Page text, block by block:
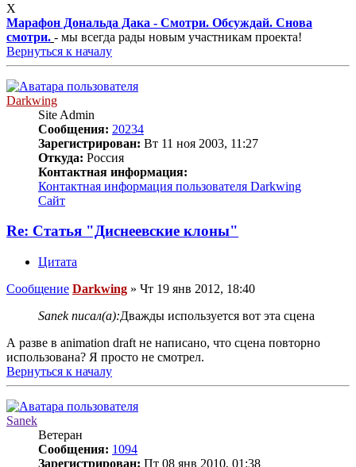
X
Марафон Дональда Дака - Смотри. Обсуждай. Снова
смотри. - мы всегда рады новым участникам проекта!
Вернуться к началу
Darkwing
Site Admin
Сообщения: 20234
Зарегистрирован: Вт 11 ноя 2003, 11:27
Откуда: Россия
Контактная информация:
Контактная информация пользователя Darkwing
Сайт
Re: Статья "Диснеевские клоны"
Цитата
Сообщение Darkwing » Чт 19 янв 2012, 18:40
Sanek писал(а):Дважды используется вот эта сцена
А разве в animation draft не написано, что сцена повторно
использована? Я просто не смотрел.
Вернуться к началу
Sanek
Ветеран
Сообщения: 1094
Зарегистрирован: Пт 08 янв 2010, 01:38